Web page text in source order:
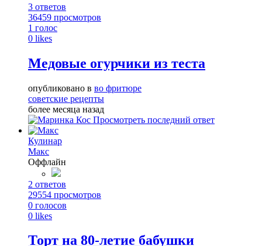
3 ответов
36459 просмотров
1 голос
0 likes
Медовые огурчики из теста
опубликовано в во фритюре
советские рецепты
более месяца назад
Просмотреть последний ответ
Кулинар
Макс
Оффлайн
2 ответов
29554 просмотров
0 голосов
0 likes
Торт на 80-летие бабушки